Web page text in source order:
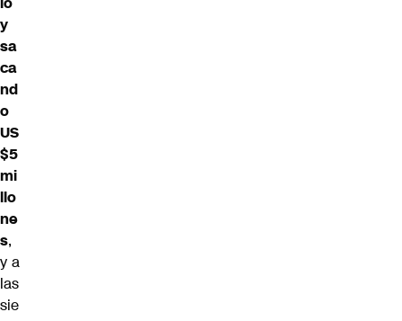
y
sa
ca
nd
o
US
$5
mi
llo
ne
s,
y a
las
sie